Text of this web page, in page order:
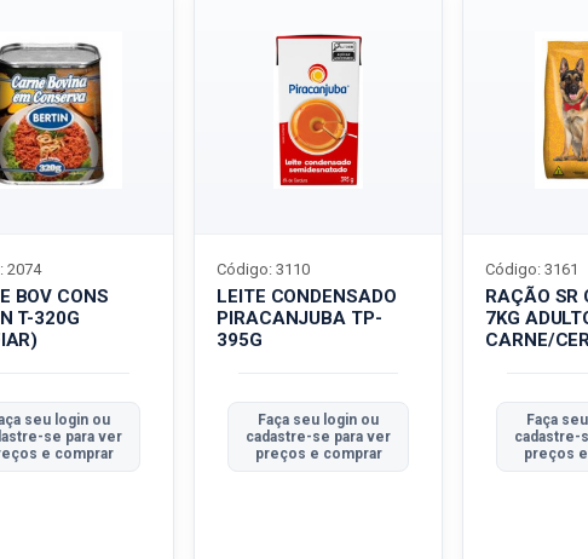
BOV CONS
T-320G
2074
seu login ou
se para ver
e comprar
LEITE CONDENSADO
PIRACANJUBA TP-
395G
Código: 3110
Faça seu login ou
cadastre-se para ver
preços e comprar
RAÇÃO SR
7KG
CARNE/
Código: 3161
Faça
cadastre-
preços